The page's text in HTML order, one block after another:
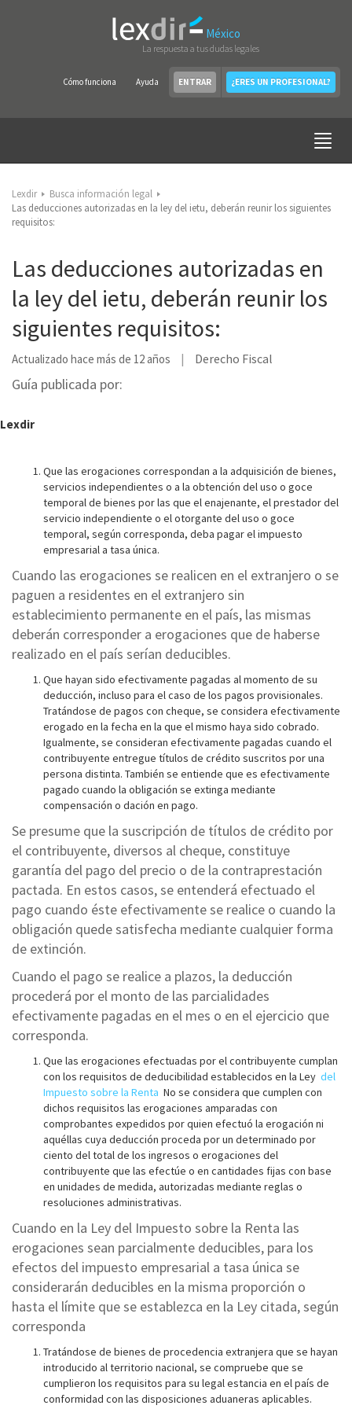
México
La respuesta a tus dudas legales
Cómo funciona Ayuda ENTRAR ¿ERES UN PROFESIONAL?
Lexdir
Busca información legal
Las deducciones autorizadas en la ley del ietu, deberán reunir los siguientes
requisitos:
Las deducciones autorizadas en
la ley del ietu, deberán reunir los
siguientes requisitos:
Actualizado hace más de 12 años Derecho Fiscal
Guía publicada por:
Lexdir
Que las erogaciones correspondan a la adquisición de bienes,
servicios independientes o a la obtención del uso o goce
temporal de bienes por las que el enajenante, el prestador del
servicio independiente o el otorgante del uso o goce
temporal, según corresponda, deba pagar el impuesto
empresarial a tasa única.
Cuando las erogaciones se realicen en el extranjero o se
paguen a residentes en el extranjero sin
establecimiento permanente en el país, las mismas
deberán corresponder a erogaciones que de haberse
realizado en el país serían deducibles.
Que hayan sido efectivamente pagadas al momento de su
deducción, incluso para el caso de los pagos provisionales.
Tratándose de pagos con cheque, se considera efectivamente
erogado en la fecha en la que el mismo haya sido cobrado.
Igualmente, se consideran efectivamente pagadas cuando el
contribuyente entregue títulos de crédito suscritos por una
persona distinta. También se entiende que es efectivamente
pagado cuando la obligación se extinga mediante
compensación o dación en pago.
Se presume que la suscripción de títulos de crédito por
el contribuyente, diversos al cheque, constituye
garantía del pago del precio o de la contraprestación
pactada. En estos casos, se entenderá efectuado el
pago cuando éste efectivamente se realice o cuando la
obligación quede satisfecha mediante cualquier forma
de extinción.
Cuando el pago se realice a plazos, la deducción
procederá por el monto de las parcialidades
efectivamente pagadas en el mes o en el ejercicio que
corresponda.
Que las erogaciones efectuadas por el contribuyente cumplan
con los requisitos de deducibilidad establecidos en la Ley del
Impuesto sobre la Renta No se considera que cumplen con
dichos requisitos las erogaciones amparadas con
comprobantes expedidos por quien efectuó la erogación ni
aquéllas cuya deducción proceda por un determinado por
ciento del total de los ingresos o erogaciones del
contribuyente que las efectúe o en cantidades fijas con base
en unidades de medida, autorizadas mediante reglas o
resoluciones administrativas.
Cuando en la Ley del Impuesto sobre la Renta las
erogaciones sean parcialmente deducibles, para los
efectos del impuesto empresarial a tasa única se
considerarán deducibles en la misma proporción o
hasta el límite que se establezca en la Ley citada, según
corresponda
Tratándose de bienes de procedencia extranjera que se hayan
introducido al territorio nacional, se compruebe que se
cumplieron los requisitos para su legal estancia en el país de
conformidad con las disposiciones aduaneras aplicables.